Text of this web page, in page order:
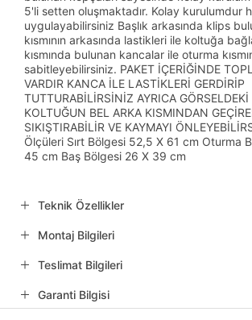
5'li setten oluşmaktadır. Kolay kurulumdur
uygulayabilirsiniz Başlık arkasında klips
kısmının arkasında lastikleri ile koltuğa
kısmında bulunan kancalar ile oturma
sabitleyebilirsiniz. PAKET İÇERİĞİNDE
VARDIR KANCA İLE LASTİKLERİ GERDİRİP
TUTTURABİLİRSİNİZ AYRICA
KOLTUĞUN BEL ARKA KISMINDAN
SIKIŞTIRABİLİR VE KAYMAYI
Ölçüleri Sırt Bölgesi 52,5 X 61 cm Oturma
45 cm Baş Bölgesi 26 X 39 cm
Teknik Özellikler
Montaj Bilgileri
Teslimat Bilgileri
Garanti Bilgisi